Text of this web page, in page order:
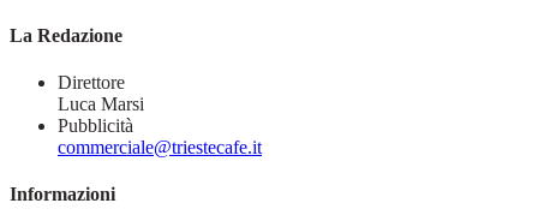
La Redazione
Direttore
Luca Marsi
Pubblicità
commerciale@triestecafe.it
Informazioni